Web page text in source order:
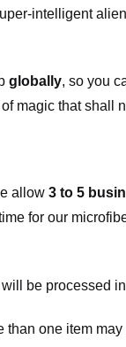
intelligent
globally, so you
magic that shall
allow 3 to 5
for our
be processed
one item